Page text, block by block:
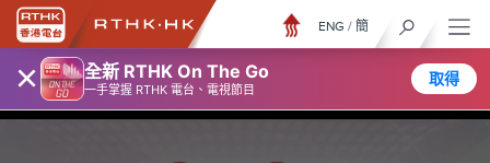
× 全新 RTHK On The Go
一手掌握 RTHK 電台、電視節目
取得
ENG / 簡